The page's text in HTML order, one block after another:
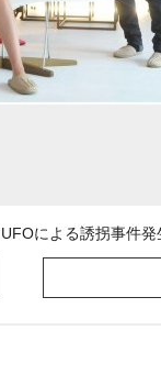
による誘拐事件発